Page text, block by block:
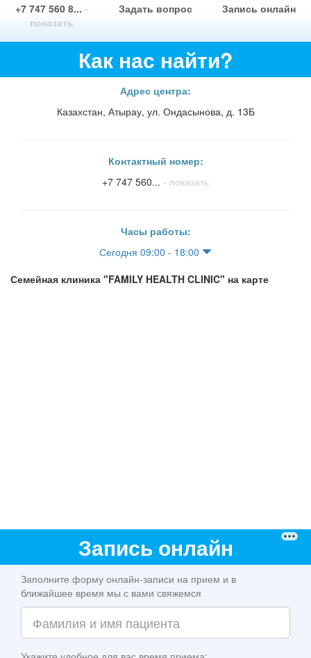
+7 747 560 8...-
показать
Задать вопрос Запись онлайн
Как нас найти?
Адрес центра:
Казахстан, Атырау, ул. Ондасынова, д. 13Б
Контактный номер:
+7 747 560... - показать
Часы работы:
Сегодня 09:00 - 18:00
Семейная клиника "FAMILY HEALTH CLINIC" на карте
Запись онлайн
Заполните форму онлайн-записи на прием и в
ближайшее время мы с вами свяжемся